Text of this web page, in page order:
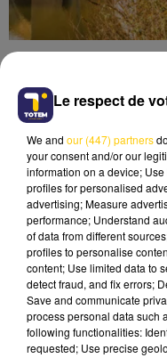
Lecture (7
13 mai 2026 - 7 min
L'INFO DU LOT
À 12H00
Le respect de
We and our (447) partners
your consent and/or our
information on a device;
profiles for personalised
advertising; Measure
performance; Understand
of data from different
profiles to personalise
content; Use limited data to
detect fraud, and fix errors;
Save and communicate
process personal data such
following functionalities:
requested; Use precise